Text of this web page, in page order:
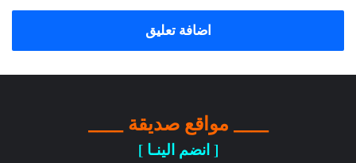
اضافة تعليق
____ مواقع صديقة ____
[ انضم الينـا ]